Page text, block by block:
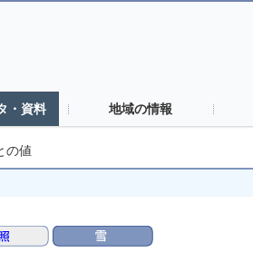
・資料 地域の情報
の値